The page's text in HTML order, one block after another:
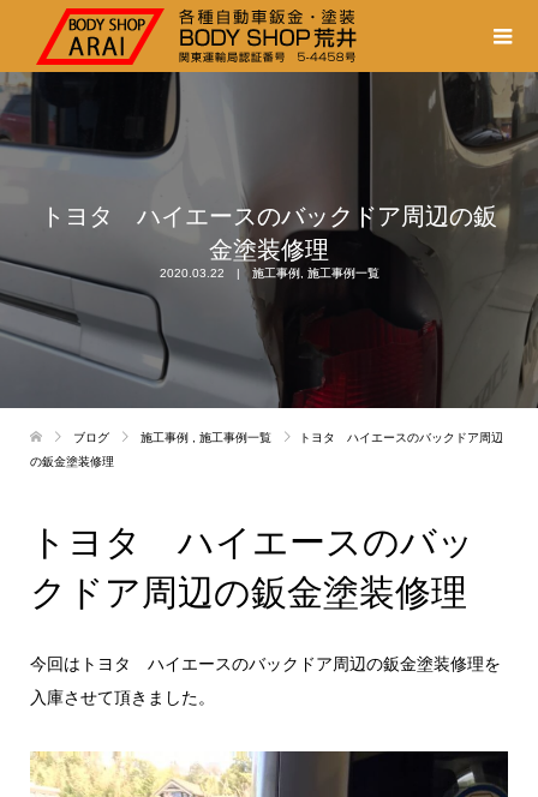
トヨタ ハイエースのバックドア周辺の鈑
金塗装修理
2020.03.22 施工事例 施工事例一覧
ブログ 施工事例 施工事例一覧
トヨタ ハイエースのバックドア周辺
の鈑金塗装修理
トヨタ ハイエースのバッ
クドア周辺の鈑金塗装修理
今回はトヨタ ハイエースのバックドア周辺の鈑金塗装修理を
入庫させて頂きました。